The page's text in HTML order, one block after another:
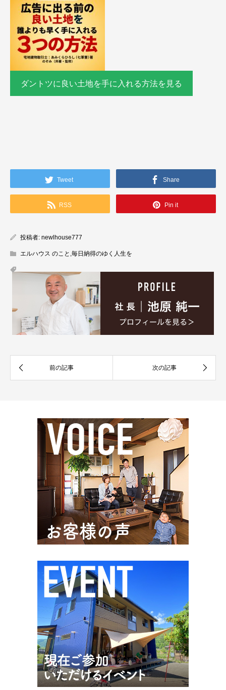
ダントツに良い土地を手に入れる方法を見る
Tweet Share
RSS Pin it
投稿者: newlhouse777
エルハウス のこと ,毎日納得のゆく人生を